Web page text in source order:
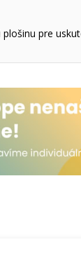
pre